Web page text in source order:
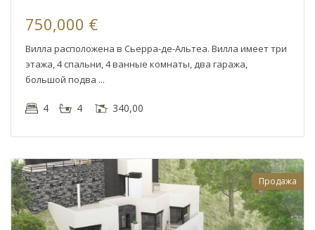
750,000 €
Вилла расположена в Сьерра-де-Альтеа. Вилла имеет три
этажа, 4 спальни, 4 ванные комнаты, два гаража,
большой подва
4 4 340,00
Продажа